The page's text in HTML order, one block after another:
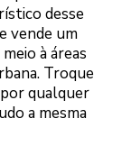
desse
vende um
à áreas
Troque
qualquer
a mesma